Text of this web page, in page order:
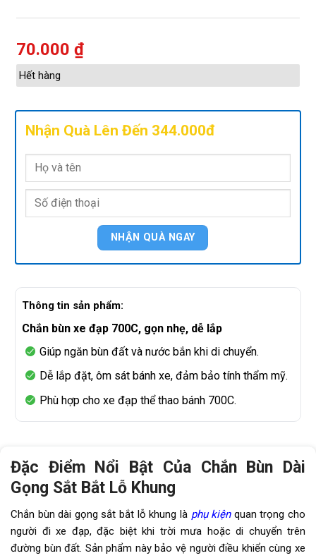
70.000 ₫
Hết hàng
Nhận Quà Lên Đến 344.000đ
Thông tin sản phẩm:
Chắn bùn xe đạp 700C, gọn nhẹ, dễ lắp
Giúp ngăn bùn đất và nước bắn khi di chuyển.
Dễ lắp đặt, ôm sát bánh xe, đảm bảo tính thẩm mỹ.
Phù hợp cho xe đạp thể thao bánh 700C.
Đặc Điểm Nổi Bật Của Chắn Bùn Dài
Gọng Sắt Bắt Lỗ Khung
Chắn bùn dài gọng sắt bắt lỗ khung là phụ kiệnquan trọng cho
người đi xe đạp, đặc biệt khi trời mưa hoặc di chuyển trên
đường bùn đất. Sản phẩm này bảo vệ người điều khiển cùng xe